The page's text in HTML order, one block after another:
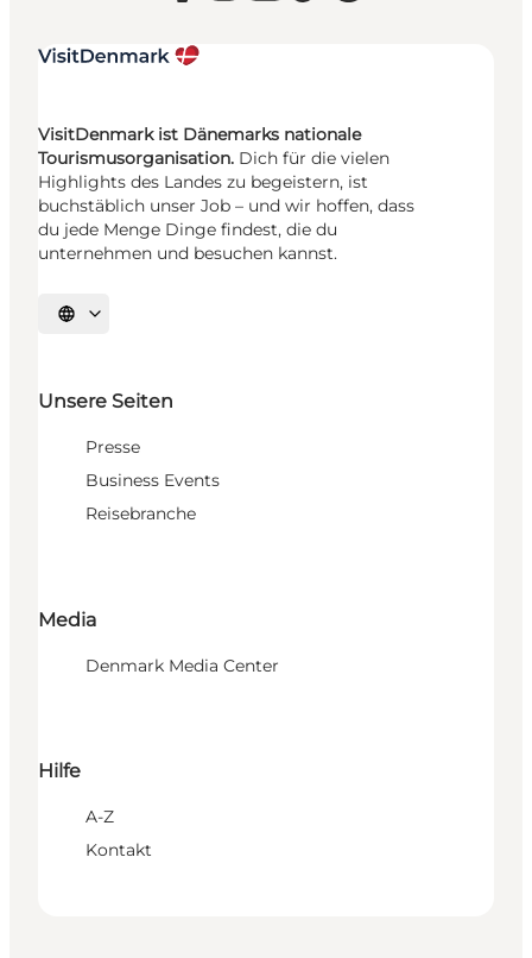
VisitDenmark ist Dänemarks nationale
Tourismusorganisation. Dich für die vielen
Highlights des Landes zu begeistern, ist
buchstäblich unser Job – und wir hoffen, dass
du jede Menge Dinge findest, die du
unternehmen und besuchen kannst.
Sprache auswählen
Unsere Seiten
Presse
Business Events
Reisebranche
Media
Denmark Media Center
Hilfe
A-Z
Kontakt